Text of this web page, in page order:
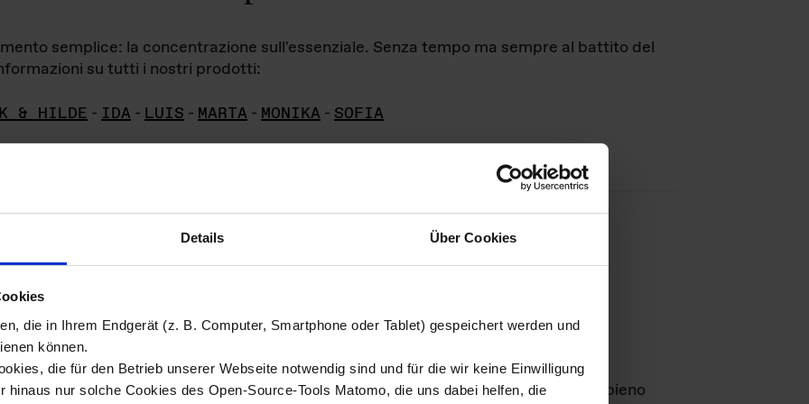
Details Über Cookies
die in Ihrem Endgerät (z. B. Computer, Smartphone oder Tablet) gespeichert werden und
können.
die für den Betrieb unserer Webseite notwendig sind und für die wir keine Einwilligung
hinaus nur solche Cookies des Open-Source-Tools Matomo, die uns dabei helfen, die
semplice: la concentrazione sull'essenziale. Senza tempo ma sempre al battito del
su tutti i nostri prodotti:
& HILDE - IDA - LUIS - MARTA - MONIKA - SOFIA
di immagini
materiale fotografico sono detenuti daDas ganze LebenGmbH e rimangono in pieno